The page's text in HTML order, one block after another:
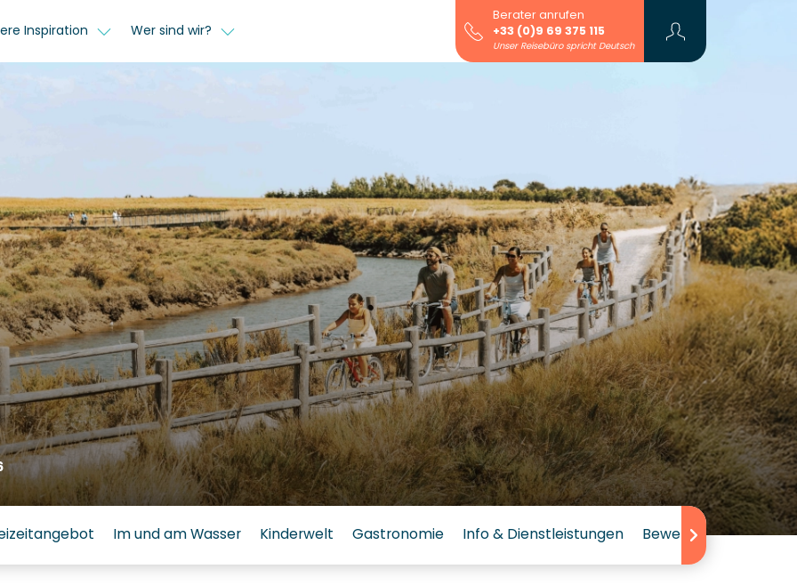
Inspiration Wer sind wir?
Berater anrufen
+33 (0)9 69 375 115
Unser Reisebüro spricht Deutsch
Im und am Wasser Kinderwelt Gastronomie Info & Dienstleistungen Bewertungen